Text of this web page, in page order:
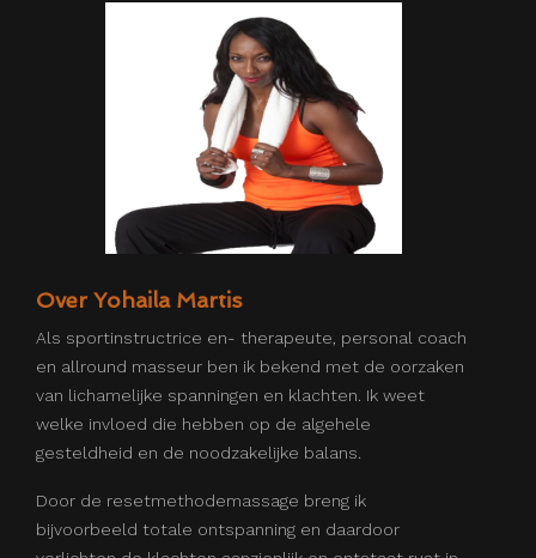
Over Yohaila Martis
Als sportinstructrice en- therapeute personal coach
en allround masseur ben ik bekend met de oorzaken
van lichamelijke spanningen en klachten. Ik weet
welke invloed die hebben op de algehele
gesteldheid en de noodzakelijke balans.
Door de resetmethodemassage breng ik
bijvoorbeeld totale ontspanning en daardoor